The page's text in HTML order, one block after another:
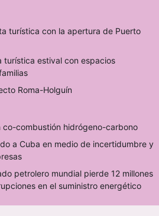
turística con la apertura de Puerto
turística estival con espacios
Roma-Holguín
co-combustión hidrógeno-carbono
a Cuba en medio de incertidumbre y
petrolero mundial pierde 12 millones
en el suministro energético